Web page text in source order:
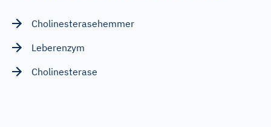
Cholinesterasehemmer
Leberenzym
Cholinesterase